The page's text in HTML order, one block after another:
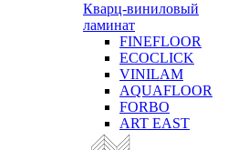
Кварц-виниловый
ламинат
FINEFLOOR
ECOCLICK
VINILAM
AQUAFLOOR
FORBO
ART EAST